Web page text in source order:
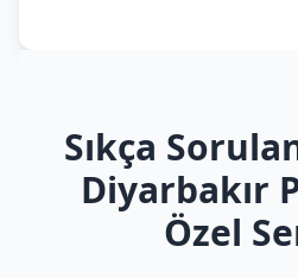
Sıkça
Diyarbakır
Özel